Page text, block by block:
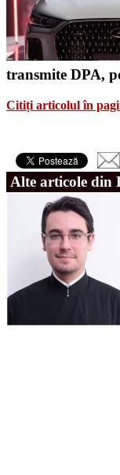
transmite DPA,
Citiți articolul în
Alte articole din